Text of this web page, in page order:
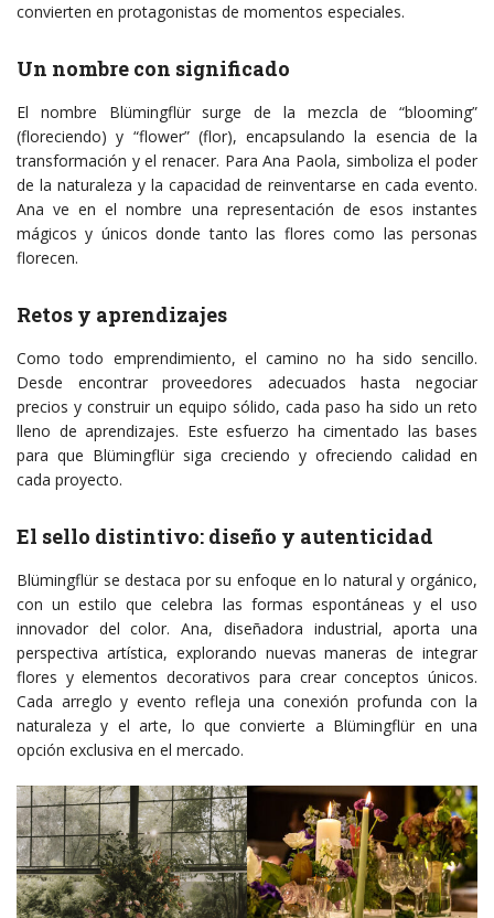
convierten en protagonistas de momentos especiales.
Un nombre con significado
El nombre Blümingflür surge de la mezcla de “blooming”
(floreciendo) y “flower” (flor), encapsulando la esencia de la
transformación y el renacer. Para Ana Paola, simboliza el poder
de la naturaleza y la capacidad de reinventarse en cada evento.
Ana ve en el nombre una representación de esos instantes
mágicos y únicos donde tanto las flores como las personas
florecen.
Retos y aprendizajes
Como todo emprendimiento, el camino no ha sido sencillo.
Desde encontrar proveedores adecuados hasta negociar
precios y construir un equipo sólido, cada paso ha sido un reto
lleno de aprendizajes. Este esfuerzo ha cimentado las bases
para que Blümingflür siga creciendo y ofreciendo calidad en
cada proyecto.
El sello distintivo: diseño y autenticidad
Blümingflür se destaca por su enfoque en lo natural y orgánico,
con un estilo que celebra las formas espontáneas y el uso
innovador del color. Ana, diseñadora industrial, aporta una
perspectiva artística, explorando nuevas maneras de integrar
flores y elementos decorativos para crear conceptos únicos.
Cada arreglo y evento refleja una conexión profunda con la
naturaleza y el arte, lo que convierte a Blümingflür en una
opción exclusiva en el mercado.